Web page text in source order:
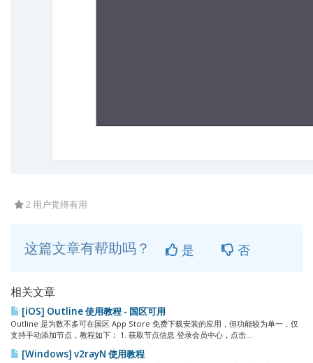
2 用户觉得有用
这篇文章有帮助吗？ 是 否
相关文章
[iOS] Outline 使用教程 - 国区可用
Outline 是为数不多可在国区 App Store 免费下载安装的应用，但功能较为单一，仅
支持手动添加节点，教程如下： 1. 获取节点信息 登录会员中心，点击...
[Windows] v2rayN 使用教程